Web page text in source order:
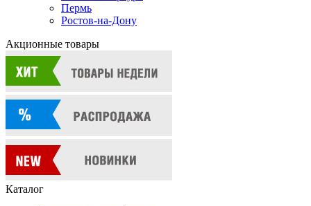
Пермь
Ростов-на-Дону
Акционные товары
Каталог